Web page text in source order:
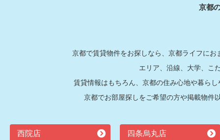
京都
京都で賃貸物件をお探しなら、京都ライフに
エリア、沿線、大学、こ
賃貸情報はもちろん、京都の住み心地や暮ら
京都でお部屋探しをご希望の方や掲載物件
西院店 四条烏丸店